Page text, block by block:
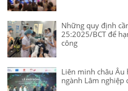
Những quy định
25:2025/BCT để
công
Liên minh châu
ngành Lâm